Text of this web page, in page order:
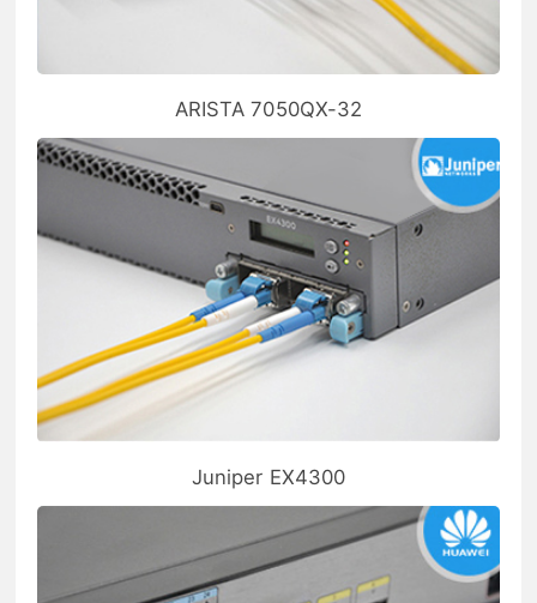
ARISTA 7050QX-32
Juniper EX4300